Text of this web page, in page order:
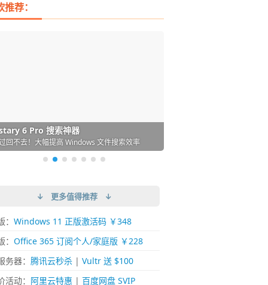
荐：
必备的下载神器
的 Windows 平台下载工具
6 Pro 搜索神器
回不去！大幅提高 Windows 文件搜索效率
桌面图标自动整理/美化神器
必备！图标再多桌面也不再凌乱！
Desktop 虚拟机
上流畅运行 Windows (支持 M 芯片)
下载网络视频的神器 (Mac)
下视频，超简单好用！谁用谁知道
- 极简好用的 Markdown 编辑器
写作体验！跨平台支持 Win / Mac
↓ 更多值得推荐 ↓
Windows 11 正版激活码 ￥348
Office 365 订阅个人/家庭版 ￥228
务器： 腾讯云秒杀| Vultr 送 $100
活动： 阿里云特惠 | 百度网盘 SVIP